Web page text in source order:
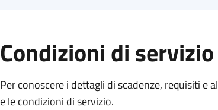
Condizioni di servizio
Per conoscere i dettagli di scadenze, requisiti
e le condizioni di servizio.